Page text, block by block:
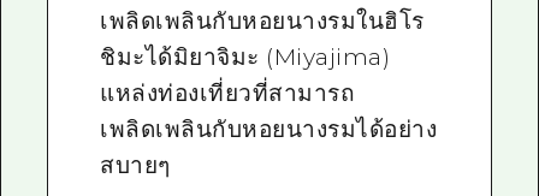
เพลิดเพลินกับหอยนางรมในฮิโร
ชิมะได้มิยาจิมะ (Miyajima)
แหล่งท่องเที่ยวที่สามารถ
เพลิดเพลินกับหอยนางรมได้อย่าง
สบายๆ